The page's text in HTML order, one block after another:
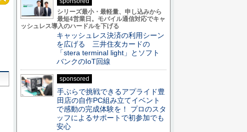
シリーズ最小・最軽量、申し込みから
最短4営業日。モバイル通信対応でキャ
ッシュレス導入のハードルを下げる
キャッシュレス決済の利用シーン
を広げる 三井住友カードの
「stera terminal light」とソフト
バンクのIoT回線
sponsored
手ぶらで挑戦できるアプライド豊
田店の自作PC組み立てイベント
で感動の完成体験を！ プロのスタ
ッフによるサポートで初参加でも
安心